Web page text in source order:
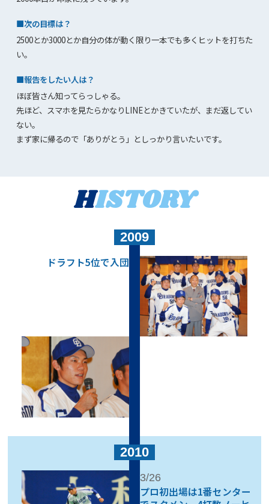
■次の目標は？
2500とか3000とか自分の体が動く限り一本でも多くヒットを打ちた
い。
■報告をしたい人は？
ほぼ皆さん知ってらっしゃる。
先ほど、スマホを見たらかなりLINEとかきていたが、まだ返してい
ない。
まず家に帰るので「ありがとう」としっかり言いたいです。
HISTORY
2009
ドラフト5位で入団
2010
3/26
プロ初出場は1番センター